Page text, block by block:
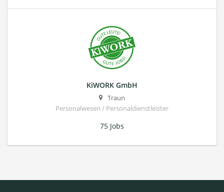
KiWORK GmbH
Traun
Personalwesen / Personaldienstleister
75 Jobs